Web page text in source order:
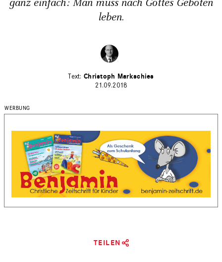
ganz einfach: Man muss nach Gottes Geboten
leben.
Christoph Markschies
21.09.2018
TEILEN